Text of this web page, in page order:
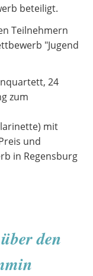
beteiligt.
Teilnehmern
"Jugend
24
zum
mit
und
in Regensburg
den